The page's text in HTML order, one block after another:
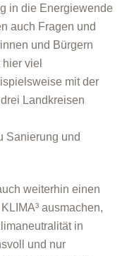
in die Energiewende
auch Fragen und
und Bürgern
viel
mit der
Landkreisen
Sanierung und
weiterhin einen
ausmachen,
in
und nur